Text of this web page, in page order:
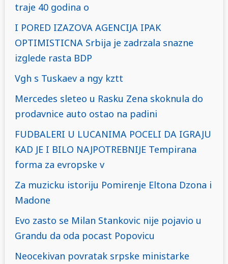
traje 40 godina o
I PORED IZAZOVA AGENCIJA IPAK
OPTIMISTICNA Srbija je zadrzala snazne
izglede rasta BDP
Vgh s Tuskaev a ngy kztt
Mercedes sleteo u Rasku Zena skoknula do
prodavnice auto ostao na padini
FUDBALERI U LUCANIMA POCELI DA IGRAJU
KAD JE I BILO NAJPOTREBNIJE Tempirana
forma za evropske v
Za muzicku istoriju Pomirenje Eltona Dzona i
Madone
Evo zasto se Milan Stankovic nije pojavio u
Grandu da oda pocast Popovicu
Neocekivan povratak srpske ministarke